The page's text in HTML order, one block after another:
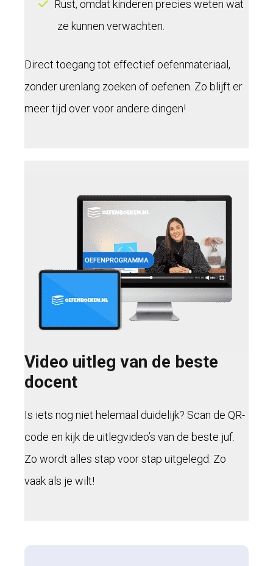
Rust, omdat kinderen precies weten wat
ze kunnen verwachten.
Direct toegang tot effectief oefenmateriaal,
zonder urenlang zoeken of oefenen. Zo blijft er
meer tijd over voor andere dingen!
Video uitleg van de beste
docent
Is iets nog niet helemaal duidelijk? Scan de QR-
code en kijk de uitlegvideo’s van de beste juf.
Zo wordt alles stap voor stap uitgelegd. Zo
vaak als je wilt!